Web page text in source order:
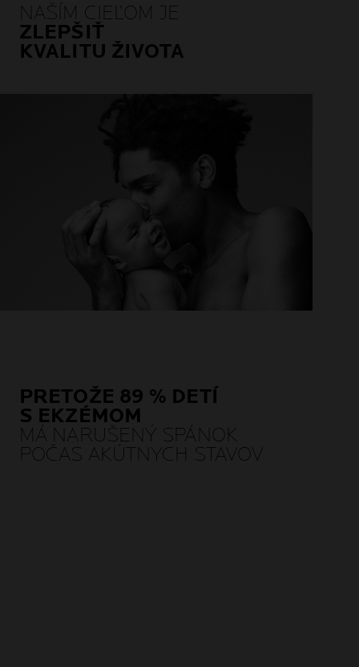
NAŠÍM CIEĽOM JE
ZLEPŠIŤ
KVALITU ŽIVOTA
PRETOŽE 89 % DETÍ
S EKZÉMOM
MÁ NARUŠENÝ SPÁNOK
POČAS AKÚTNYCH STAVOV